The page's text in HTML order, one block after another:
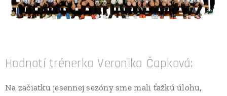
Hodnotí trénerka Veronika Čapková:
Na začiatku jesennej sezóny sme mali ťažkú úlohu,